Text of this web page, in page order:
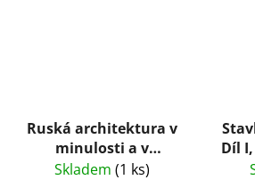
Ruská architektura v
minulosti a v
přítomnosti
Skladem (1 ks)
Díl